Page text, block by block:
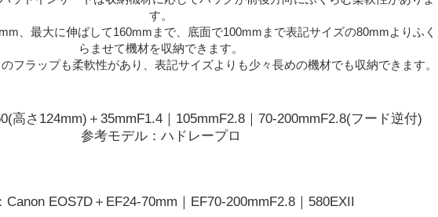
す。
、最大に伸ばして160mmまで、底面で100mmまで表記サイズの80mmよりふく
らませて機材を収納できます。
フラップも柔軟性があり、表記サイズよりも少々長めの機材でも収納できます。
高さ124mm)＋35mmF1.4｜105mmF2.8｜70-200mmF2.8(フード逆付)
参考モデル：ハドレープロ
Canon EOS7D＋EF24-70mm｜EF70-200mmF2.8｜580EXII